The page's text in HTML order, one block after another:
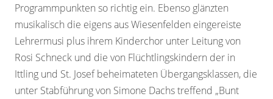
Programmpunkten so richtig ein. Ebenso glänzten
musikalisch die eigens aus Wiesenfelden eingereiste
Lehrermusi plus ihrem Kinderchor unter Leitung von
Rosi Schneck und die von Flüchtlingskindern der in
Ittling und St. Josef beheimateten Übergangsklassen, die
unter Stabführung von Simone Dachs treffend „Bunt